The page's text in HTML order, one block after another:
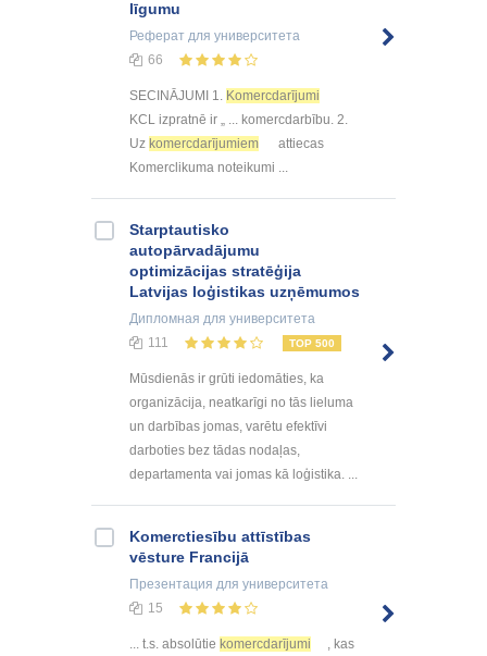
līgumu
Реферат для университета
66
SECINĀJUMI 1. Komercdarījumi
KCL izpratnē ir „ ... komercdarbību. 2.
Uz komercdarījumiem
attiecas
Komerclikuma noteikumi ...
Starptautisko
autopārvadājumu
optimizācijas stratēģija
Latvijas loģistikas uzņēmumos
Дипломная для университета
111
TOP 500
Mūsdienās ir grūti iedomāties, ka
organizācija, neatkarīgi no tās lieluma
un darbības jomas, varētu efektīvi
darboties bez tādas nodaļas,
departamenta vai jomas kā loģistika. ...
Komerctiesību attīstības
vēsture Francijā
Презентация для университета
15
... t.s. absolūtie komercdarījumi
, kas